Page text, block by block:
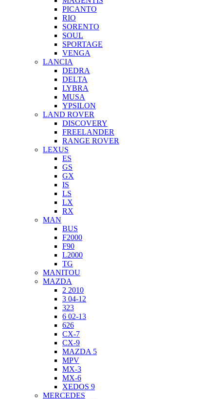
PICANTO
RIO
SORENTO
SOUL
SPORTAGE
VENGA
LANCIA
DEDRA
DELTA
LYBRA
MUSA
YPSILON
LAND ROVER
DISCOVERY
FREELANDER
RANGE ROVER
LEXUS
ES
GS
GX
IS
LS
LX
RX
MAN
BUS
F2000
F90
L2000
TG
MANITOU
MAZDA
2 2010
3 04-12
323
6 02-13
626
CX-7
CX-9
MAZDA 5
MPV
MX-3
MX-6
XEDOS 9
MERCEDES